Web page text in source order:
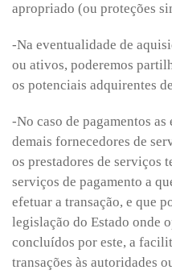
apropriado (ou proteções
-Na eventualidade de
ou ativos, poderemos
os potenciais adquirentes
-No caso de pagamentos
demais fornecedores de
os prestadores de serviços
serviços de pagamento a
efetuar a transação, e que
legislação do Estado onde
concluídos por este, a
transações às autoridades